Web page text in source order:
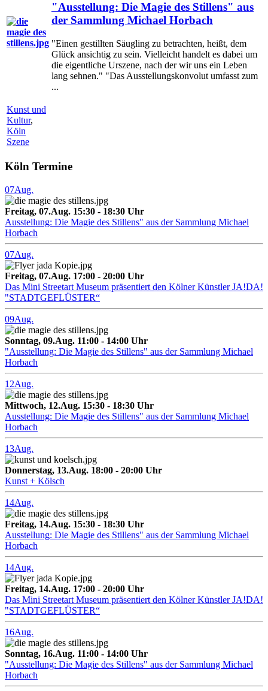
"Ausstellung: Die Magie des Stillens" aus
der Sammlung Michael Horbach
"Einen gestillten Säugling zu betrachten, heißt, dem
Glück ansichtig zu sein. Vielleicht handelt es dabei um
die eigentliche Urszene, nach der wir uns ein Leben
lang sehnen." "Das Ausstellungskonvolut umfasst zum
...
Kunst und
Kultur,
Köln
Szene
Köln Termine
07Aug.
Freitag, 07.Aug. 15:30 - 18:30 Uhr
Ausstellung: Die Magie des Stillens" aus der Sammlung Michael
Horbach
07Aug.
Freitag, 07.Aug. 17:00 - 20:00 Uhr
Das Mini Streetart Museum präsentiert den Kölner Künstler JA!DA!
"STADTGEFLÜSTER“
09Aug.
Sonntag, 09.Aug. 11:00 - 14:00 Uhr
"Ausstellung: Die Magie des Stillens" aus der Sammlung Michael
Horbach
12Aug.
Mittwoch, 12.Aug. 15:30 - 18:30 Uhr
Ausstellung: Die Magie des Stillens" aus der Sammlung Michael
Horbach
13Aug.
Donnerstag, 13.Aug. 18:00 - 20:00 Uhr
Kunst + Kölsch
14Aug.
Freitag, 14.Aug. 15:30 - 18:30 Uhr
Ausstellung: Die Magie des Stillens" aus der Sammlung Michael
Horbach
14Aug.
Freitag, 14.Aug. 17:00 - 20:00 Uhr
Das Mini Streetart Museum präsentiert den Kölner Künstler JA!DA!
"STADTGEFLÜSTER“
16Aug.
Sonntag, 16.Aug. 11:00 - 14:00 Uhr
"Ausstellung: Die Magie des Stillens" aus der Sammlung Michael
Horbach